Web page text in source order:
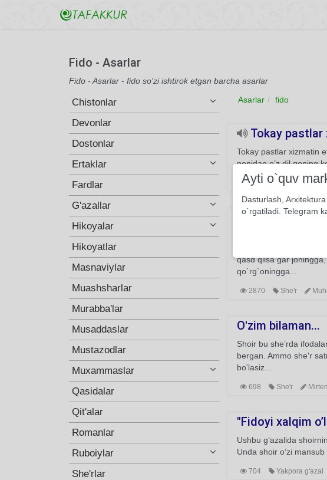
Fido - Asarlar
Fido - Asarlar - fido so'zi ishtirok etgan barcha asarlar
Chistonlar
Devonlar
Dostonlar
Ertaklar
Fardlar
G'azallar
Hikoyalar
Hikoyatlar
Masnaviylar
Muashsharlar
Murabba'lar
Musaddaslar
Mustazodlar
Muxammaslar
Qasidalar
Qit'alar
Romanlar
Ruboiylar
She'rlar
Asarlar fido
Tokay pastlar
Tokay pastlar xizmatin
nonidan o’z dil qoning
463 Xos ruboiy
Tavallo
Oq yo`rgakka
yaragansan o`zing
qasd qilsa gar
qo`rg`oningga...
2870 She'r
O'zim bilaman...
Shoir bu she’rda
bergan. Ammo she'r
bo'lasiz...
698 She'r
"Fidoyi xalqim
Ushbu g‘azalida
Unda shoir o‘zi
704 Yakpora g'azal
Ayti o`quv
Dasturlash,
o`rgatiladi. Telegram